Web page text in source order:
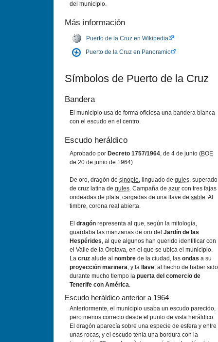
del municipio.
Más información
Puerto de la Cruz en Wikipedia
Puerto de la Cruz en Panoramio
Símbolos de Puerto de la Cruz
Bandera
El municipio usa de forma oficiosa una bandera blanca
con el escudo en el centro.
Escudo heráldico
Aprobado por Decreto 1757/1964, de 4 de junio (BOE
de 20 de junio de 1964)
De oro, dragón de sinople, linguado de gules, superado
de cruz latina de gules. Campaña de azur con tres fajas
ondeadas de plata, cargadas de una llave de sable. Al
timbre, corona real abierta.
El dragón representa al que, según la mitología,
guardaba las manzanas de oro del Jardín de las
Hespérides, al que algunos han querido identificar con
el Valle de la Orotava, en el que se ubica el municipio.
La cruz alude al nombre de la ciudad, las ondas a su
proyección marinera, y la llave, al hecho de haber sido
durante mucho tiempo la puerta del comercio de
Tenerife con América.
Escudo heráldico anterior a 1964
Anteriormente, el municipio usaba un escudo parecido,
pero menos correcto desde el punto de vista heráldico.
El dragón aparecía sobre una especie de esfera y entre
unas rocas, y el escudo tenía una bordura con la